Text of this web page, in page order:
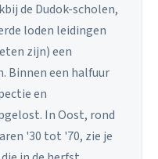
de Dudok-scholen,
loden leidingen
zijn) een
Binnen een halfuur
en
In Oost, rond
'30 tot '70, zie je